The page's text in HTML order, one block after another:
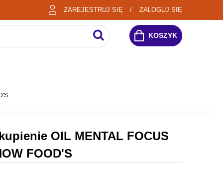
ZAREJESTRUJ SIĘ ZALOGUJ SIĘ
KOSZYK
OIL MENTAL FOCUS
FOOD'S